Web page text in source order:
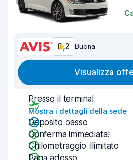
8,2 Buona
Visualizza
Presso il terminal
Mostra i dettagli della sede
Deposito basso
Conferma immediata!
Chilometraggio illimitato
Paga adesso